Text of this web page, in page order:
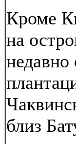
Кроме
на
недавно
близ